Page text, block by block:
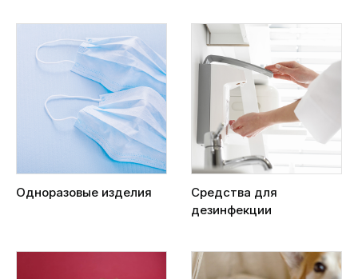
Одноразовые изделия
Средства для
дезинфекции